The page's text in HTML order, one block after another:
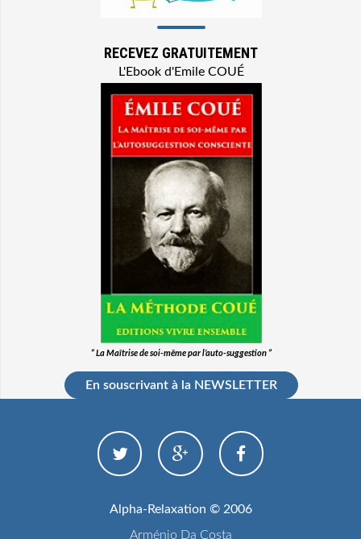
RECEVEZ GRATUITEMENT
L'Ebook d'Emile COUÉ
“ La Maîtrise de soi-même par l’auto-suggestion ”
En souscrivant à la NEWSLETTER
Alpha-Relaxation © 2006
Arménio Da Costa